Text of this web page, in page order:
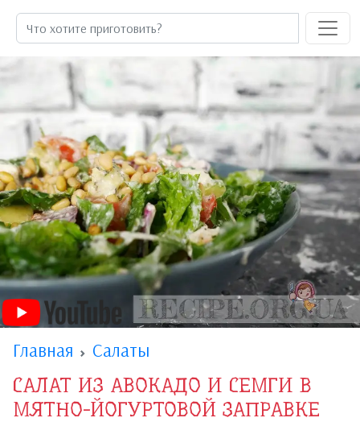
Главная Салаты
САЛАТ ИЗ АВОКАДО И СЕМГИ В
МЯТНО-ЙОГУРТОВОЙ ЗАПРАВКЕ